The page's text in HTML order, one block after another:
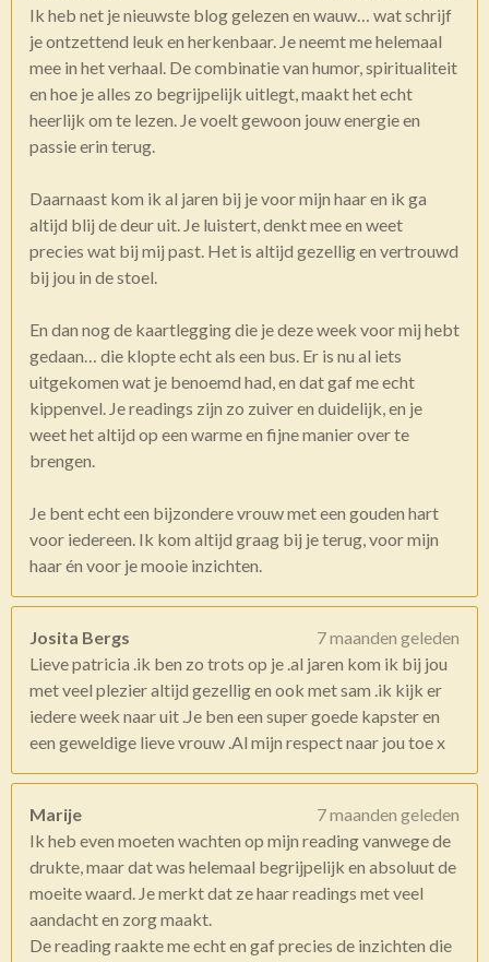
Ik heb net je nieuwste blog gelezen en wauw… wat schrijf
je ontzettend leuk en herkenbaar. Je neemt me helemaal
mee in het verhaal. De combinatie van humor, spiritualiteit
en hoe je alles zo begrijpelijk uitlegt, maakt het echt
heerlijk om te lezen. Je voelt gewoon jouw energie en
passie erin terug.
Daarnaast kom ik al jaren bij je voor mijn haar en ik ga
altijd blij de deur uit. Je luistert, denkt mee en weet
precies wat bij mij past. Het is altijd gezellig en vertrouwd
bij jou in de stoel.
En dan nog de kaartlegging die je deze week voor mij hebt
gedaan… die klopte echt als een bus. Er is nu al iets
uitgekomen wat je benoemd had, en dat gaf me echt
kippenvel. Je readings zijn zo zuiver en duidelijk, en je
weet het altijd op een warme en fijne manier over te
brengen.
Je bent echt een bijzondere vrouw met een gouden hart
voor iedereen. Ik kom altijd graag bij je terug, voor mijn
haar én voor je mooie inzichten.
Josita Bergs
7 maanden geleden
Lieve patricia .ik ben zo trots op je .al jaren kom ik bij jou
met veel plezier altijd gezellig en ook met sam .ik kijk er
iedere week naar uit .Je ben een super goede kapster en
een geweldige lieve vrouw .Al mijn respect naar jou toe x
Marije
7 maanden geleden
Ik heb even moeten wachten op mijn reading vanwege de
drukte, maar dat was helemaal begrijpelijk en absoluut de
moeite waard. Je merkt dat ze haar readings met veel
aandacht en zorg maakt.
De reading raakte me echt en gaf precies de inzichten die